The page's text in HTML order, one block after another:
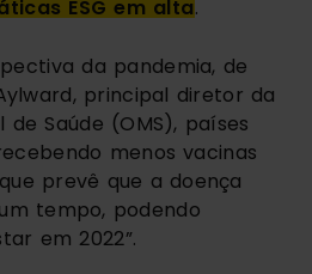
ESG em alta.
da pandemia, de
principal diretor da
de Saúde (OMS), países
menos vacinas
prevê que a doença
tempo, podendo
em 2022”.